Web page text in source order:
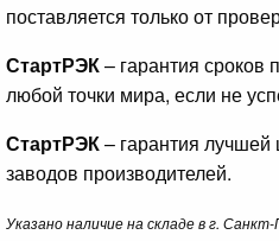
поставляется только от
СтартРЭК– гарантия сроков
любой точки мира, если не
СтартРЭК– гарантия
заводов производителей.
Указано наличие на складе в г.